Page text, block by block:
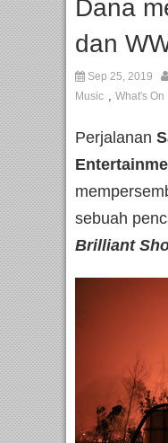
Dana
dan
Sep 25, 2019
Music , What's On
Perjalanan
sebuah
Brilliant